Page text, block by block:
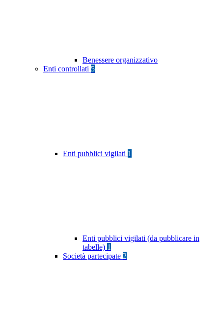
Benessere organizzativo
Enti controllati 5
Enti pubblici vigilati 1
Enti pubblici vigilati (da pubblicare in
tabelle) 1
Società partecipate 2